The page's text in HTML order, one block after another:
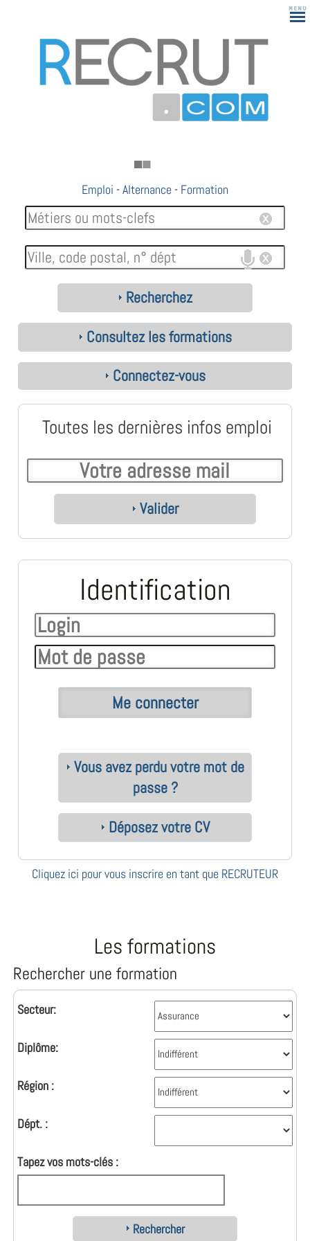
Emploi -Alternance - Formation
Recherchez
Consultez les formations
Connectez-vous
Toutes les dernières infos emploi
Valider
Identification
Vous avez perdu votre mot de
passe ?
Déposez votre CV
Cliquez ici pour vous inscrire en tant que RECRUTEUR
Les formations
Rechercher une formation
Secteur:
Diplôme:
Région :
Dépt. :
Tapez vos mots-clés :
Rechercher